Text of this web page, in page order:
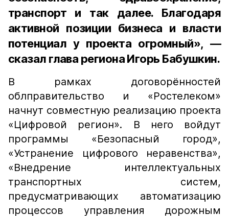
транспорт и так далее. Благодаря
активной позиции бизнеса и власти
потенциал у проекта огромный», —
сказал глава региона Игорь Бабушкин.
В рамках договорённостей
облправительство и «Ростелеком»
начнут совместную реализацию проекта
«Цифровой регион». В него войдут
программы «Безопасный город»,
«Устранение цифрового неравенства»,
«Внедрение интеллектуальных
транспортных систем,
предусматривающих автоматизацию
процессов управления дорожным